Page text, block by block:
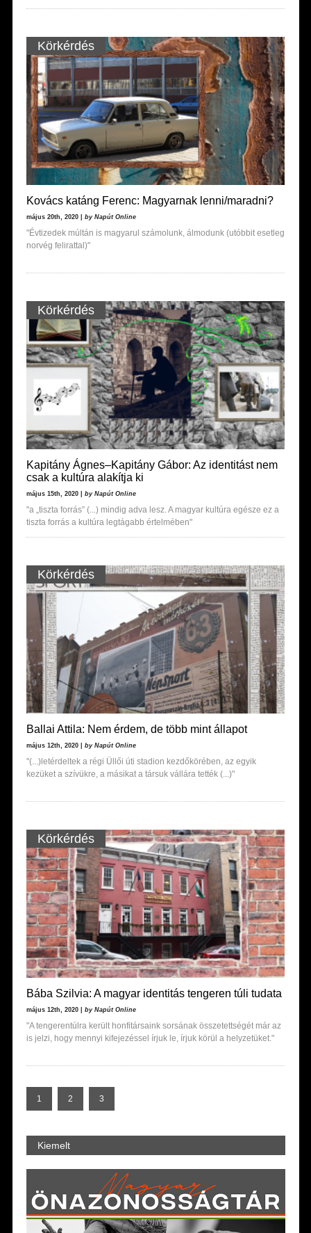
Körkérdés
Kovács katáng Ferenc: Magyarnak lenni/maradni?
május 20th, 2020 | by Napút Online
"Évtizedek múltán is magyarul számolunk, álmodunk (utóbbit esetleg
norvég felirattal)"
Körkérdés
Kapitány Ágnes–Kapitány Gábor: Az identitást nem
csak a kultúra alakítja ki
május 15th, 2020 | by Napút Online
"a „tiszta forrás” (...) mindig adva lesz. A magyar kultúra egésze ez a
tiszta forrás a kultúra legtágabb értelmében"
Körkérdés
Ballai Attila: Nem érdem, de több mint állapot
május 12th, 2020 | by Napút Online
"(...)letérdeltek a régi Üllői úti stadion kezdőkörében, az egyik
kezüket a szívükre, a másikat a társuk vállára tették (...)"
Körkérdés
Bába Szilvia: A magyar identitás tengeren túli tudata
május 12th, 2020 | by Napút Online
"A tengerentúlra került honfitársaink sorsának összetettségét már az
is jelzi, hogy mennyi kifejezéssel írjuk le, írjuk körül a helyzetüket."
1 2 3
Kiemelt